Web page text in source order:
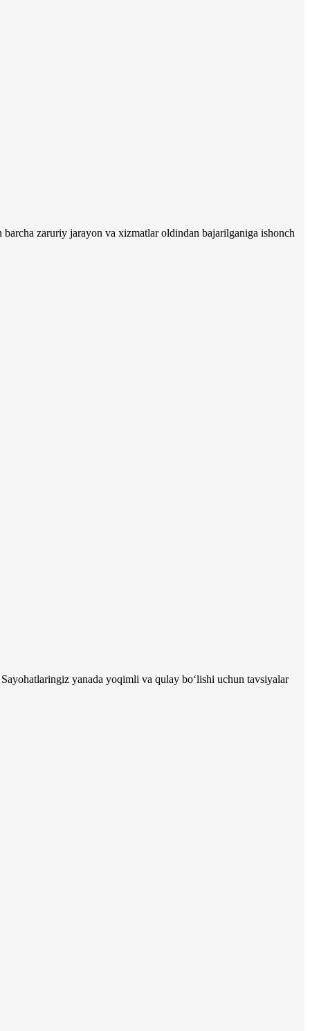
zaruriy jarayon va xizmatlar oldindan bajarilganiga ishonch
yanada yoqimli va qulay bo‘lishi uchun tavsiyalar